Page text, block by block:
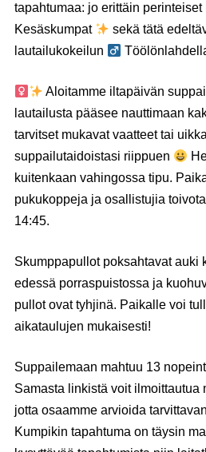
tapahtumaa: jo erittäin perinteiset
Kesäskumpat
sekä tätä
lautailukokeilun ‍
Aloitamme iltapäivän
lautailusta pääsee nauttimaan
tarvitset mukavat vaatteet tai
suppailutaidoistasi riippuen
kuitenkaan vahingossa tipu.
pukukoppeja ja osallistujia
14:45.
Skumppapullot poksahtavat auki
edessä porraspuistossa ja
pullot ovat tyhjinä. Paikalle voi
aikataulujen mukaisesti!
Suppailemaan mahtuu 13
Samasta linkistä voit ilmoittautua
jotta osaamme arvioida
Kumpikin tapahtuma on täysin